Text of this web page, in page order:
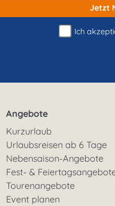
Jetzt
Ich
Angebote
Kurzurlaub
Urlaubsreisen ab 6 Tage
Nebensaison-Angebote
Fest- &
Tourenangebote
Event planen